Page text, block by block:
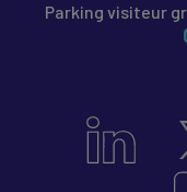
Parking visiteur